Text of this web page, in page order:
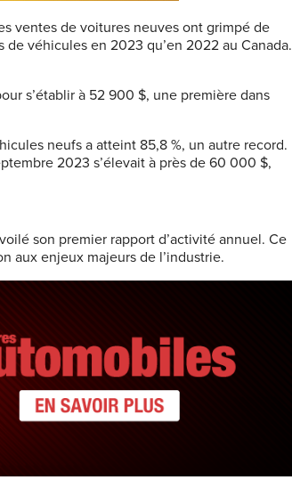
ventes de voitures neuves ont grimpé de
de véhicules en 2023 qu’en 2022 au Canada.
s’établir à 52 900 $, une première dans
neufs a atteint 85,8 %, un autre record.
2023 s’élevait à près de 60 000 $,
son premier rapport d’activité annuel. Ce
aux enjeux majeurs de l’industrie.